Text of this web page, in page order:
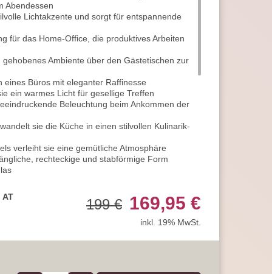
Abendessen
Lichtakzente und sorgt für entspannende
für das Home-Office, die produktives Arbeiten
Ambiente über den Gästetischen zur
eines Büros mit eleganter Raffinesse
ein warmes Licht für gesellige Treffen
Beleuchtung beim Ankommen der
sie die Küche in einen stilvollen Kulinarik-
verleiht sie eine gemütliche Atmosphäre
rechteckige und stabförmige Form
230 V mit einer Frequenz von 50 Hz
Stromanschluss199 € 169,95 €
inkl. 19% MwSt.